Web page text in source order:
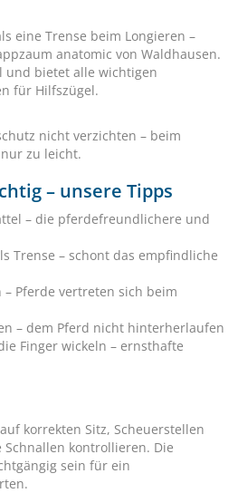
eine Trense beim Longieren –
anatomic von Waldhausen.
und bietet alle wichtigen
für Hilfszügel.
nicht verzichten – beim
zu leicht.
– unsere Tipps
– die pferdefreundlichere und
Trense – schont das empfindliche
– Pferde vertreten sich beim
– dem Pferd nicht hinterherlaufen
Finger wickeln – ernsthafte
korrekten Sitz, Scheuerstellen
kontrollieren. Die
sein für ein